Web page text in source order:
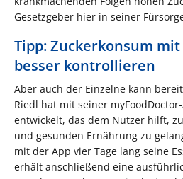
Gesetzgeber hier in seiner
Tipp: Zuckerkonsum
besser kontrollieren
Aber auch der Einzelne kann
Riedl hat mit seiner
entwickelt, das dem Nutzer hilft,
und gesunden Ernährung zu
mit der App vier Tage lang seine
erhält anschließend eine